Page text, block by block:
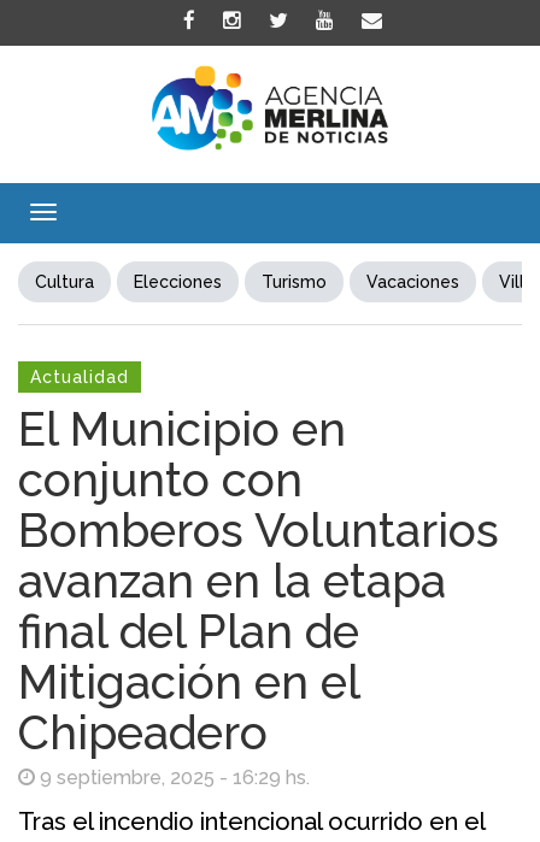
Toggle
Cultura Elecciones Turismo Vacaciones Villa
Actualidad
El Municipio en
conjunto con
Bomberos Voluntarios
avanzan en la etapa
final del Plan de
Mitigación en el
Chipeadero
9 septiembre, 2025 - 16:29 hs.
Tras el incendio intencional ocurrido en el